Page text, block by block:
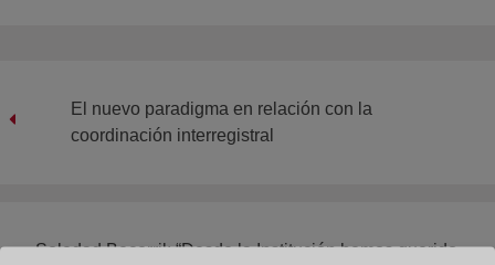
El nuevo paradigma en relación con la
coordinación interregistral
Soledad Becerril: “Desde la Institución hemos querido